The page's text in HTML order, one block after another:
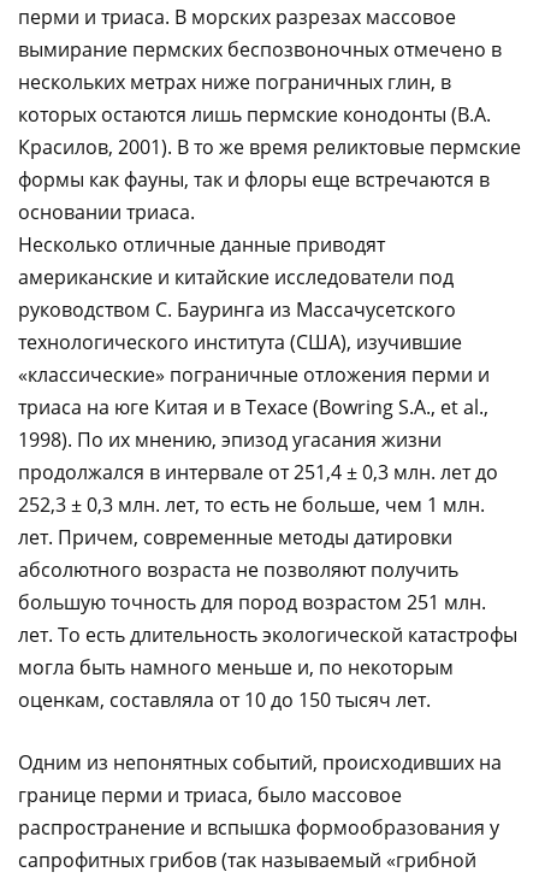
перми и триаса. В морских разрезах массовое
вымирание пермских беспозвоночных отмечено в
нескольких метрах ниже пограничных глин, в
которых остаются лишь пермские конодонты (В.А.
Красилов, 2001). В то же время реликтовые пермские
формы как фауны, так и флоры еще встречаются в
основании триаса.
Несколько отличные данные приводят
американские и китайские исследователи под
руководством С. Бауринга из Массачусетского
технологического института (США), изучившие
«классические» пограничные отложения перми и
триаса на юге Китая и в Техасе (Bowring S.A., et al.,
1998). По их мнению, эпизод угасания жизни
продолжался в интервале от 251,4 ± 0,3 млн. лет до
252,3 ± 0,3 млн. лет, то есть не больше, чем 1 млн.
лет. Причем, современные методы датировки
абсолютного возраста не позволяют получить
большую точность для пород возрастом 251 млн.
лет. То есть длительность экологической катастрофы
могла быть намного меньше и, по некоторым
оценкам, составляла от 10 до 150 тысяч лет.
Одним из непонятных событий, происходивших на
границе перми и триаса, было массовое
распространение и вспышка формообразования у
сапрофитных грибов (так называемый «грибной